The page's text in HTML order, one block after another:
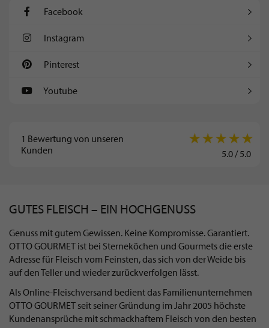
Facebook
Instagram
Pinterest
Youtube
1 Bewertung von unseren
Kunden
5.0/5.0
GUTES FLEISCH – EIN HOCHGENUSS
Genuss mit gutem Gewissen. Keine Kompromisse. Garantiert.
OTTO GOURMET ist bei Sterneköchen und Gourmets die erste
Adresse für Fleisch vom Feinsten, das sich von der Weide bis
auf den Teller und wieder zurückverfolgen lässt.
Als Online-Fleischversand bedient das Familienunternehmen
OTTO GOURMET seit seiner Gründung im Jahr 2005 höchste
Kundenansprüche mit schmackhaftem Fleisch von den besten